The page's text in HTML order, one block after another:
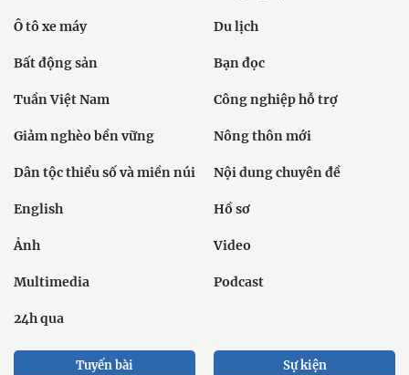
Ô tô xe máy Du lịch
Bất động sản Bạn đọc
Tuần Việt Nam Công nghiệp hỗ trợ
Giảm nghèo bền vững Nông thôn mới
Dân tộc thiểu số và miền núi Nội dung chuyên đề
English Hồ sơ
Ảnh Video
Multimedia Podcast
24h qua
Tuyến bài Sự kiện